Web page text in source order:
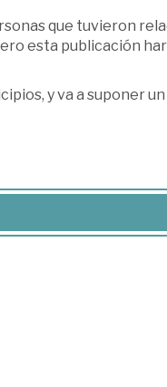
que tuvieron
esta publicación
y va a suponer